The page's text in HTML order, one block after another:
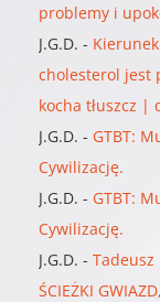
problemy i
J.G.D. -
cholesterol jest
kocha tłuszcz |
J.G.D. - GTBT:
Cywilizację.
J.G.D. - GTBT:
Cywilizację.
J.G.D. -
ŚCIEŻKI